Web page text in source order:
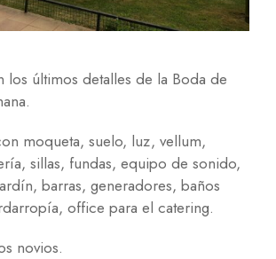
los últimos detalles de la Boda de
moqueta, suelo, luz, vellum,
sillas, fundas, equipo de sonido,
barras, generadores, baños
office para el catering.
novios.